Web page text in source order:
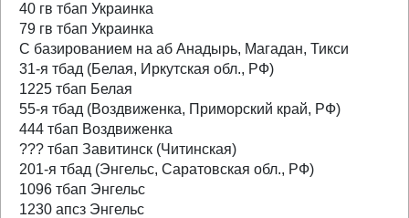
40 гв тбап Украинка
79 гв тбап Украинка
С базированием на аб Анадырь, Магадан, Тикси
31-я тбад (Белая, Иркутская обл., РФ)
1225 тбап Белая
55-я тбад (Воздвиженка, Приморский край, РФ)
444 тбап Воздвиженка
??? тбап Завитинск (Читинская)
201-я тбад (Энгельс, Саратовская обл., РФ)
1096 тбап Энгельс
1230 апсз Энгельс